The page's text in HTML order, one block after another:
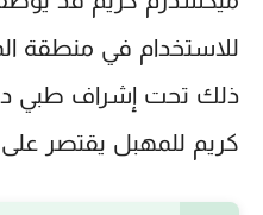
للاستخدام في منطقة
ذلك تحت إشراف طبي
كريم للمهبل يقتصر